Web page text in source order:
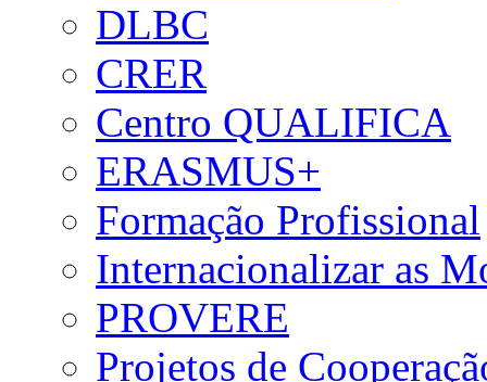
DLBC
CRER
Centro QUALIFICA
ERASMUS+
Formação Profissional
Internacionalizar as
PROVERE
Projetos de